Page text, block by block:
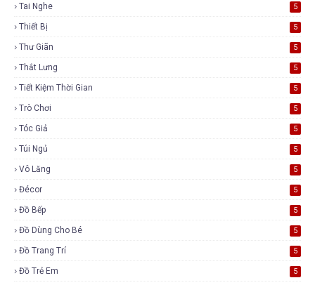
Tai Nghe 5
Thiết Bị 5
Thư Giãn 5
Thắt Lưng 5
Tiết Kiệm Thời Gian 5
Trò Chơi 5
Tóc Giả 5
Túi Ngủ 5
Vô Lăng 5
Đécor 5
Đồ Bếp 5
Đồ Dùng Cho Bé 5
Đồ Trang Trí 5
Đồ Trẻ Em 5